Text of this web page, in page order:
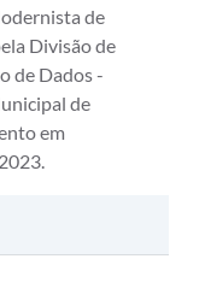
de
Divisão de
de Dados -
de
em